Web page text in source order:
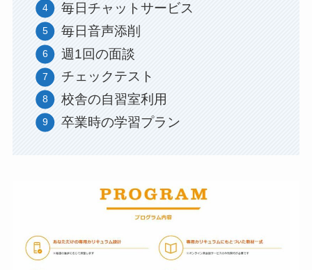
毎日チャットサービス
毎日音声添削
週1回の面談
チェックテスト
校舎の自習室利用
卒業時の学習プラン